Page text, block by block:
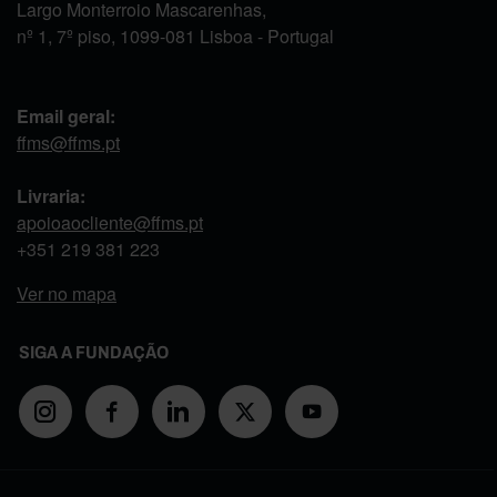
Largo Monterroio Mascarenhas,
nº 1, 7º piso, 1099-081 Lisboa - Portugal
Email geral:
ffms@ffms.pt
Livraria:
apoioaocliente@ffms.pt
+351 219 381 223
Ver no mapa
SIGA A FUNDAÇÃO